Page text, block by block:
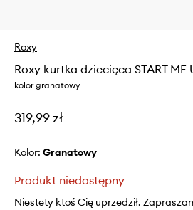
Roxy
Roxy kurtka dziecięca START ME
kolor granatowy
319,99 zł
Kolor: granatowy
Produkt niedostępny
Niestety ktoś Cię uprzedził.